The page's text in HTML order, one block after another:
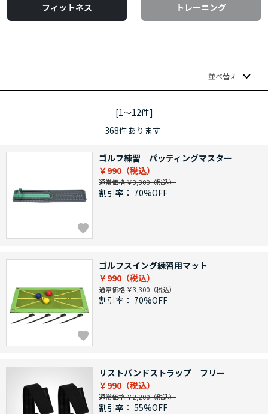
フィットネス トレーニング
並べ替え
[1～12件]
368件あります
ゴルフ練習 パッティングマスター
￥990
通常価格 ￥3,300
割引率： 70%OFF
ゴルフスイング練習用マット
￥990
通常価格 ￥3,300
割引率： 70%OFF
リストバンドストラップ フリー
￥990
通常価格 ￥2,200
割引率： 55%OFF